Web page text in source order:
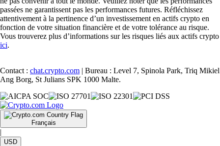
passées ne garantissent pas les performances futures. Réfléchissez
attentivement à la pertinence d’un investissement en actifs crypto en
fonction de votre situation financière et de votre tolérance au risque.
Vous trouverez plus d’informations sur les risques liés aux actifs crypto
ici.
Contact : chat.crypto.com | Bureau : Level 7, Spinola Park, Triq Mikiel
Ang Borg, St Julians SPK 1000 Malte.
Français
|
USD